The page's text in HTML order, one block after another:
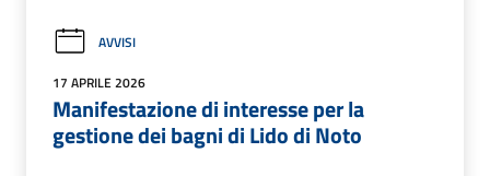
AVVISI
17 APRILE 2026
Manifestazione di interesse per la
gestione dei bagni di Lido di Noto